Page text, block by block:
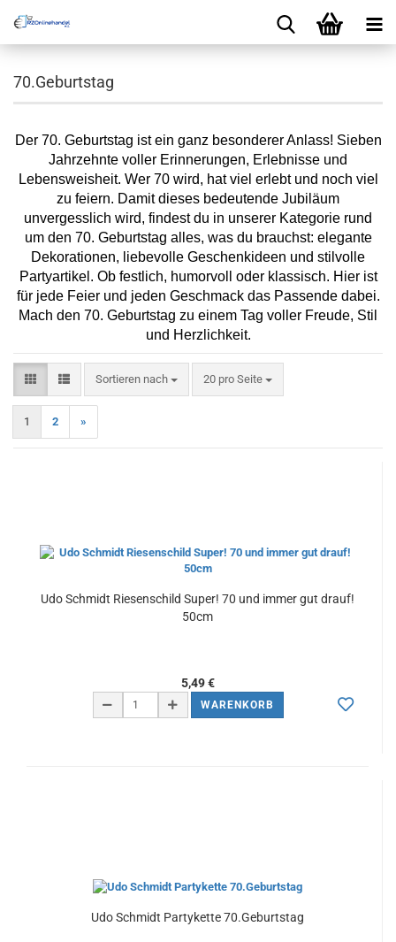
70.Geburtstag
Der 70. Geburtstag ist ein ganz besonderer Anlass! Sieben
Jahrzehnte voller Erinnerungen, Erlebnisse und
Lebensweisheit. Wer 70 wird, hat viel erlebt und noch viel
zu feiern. Damit dieses bedeutende Jubiläum
unvergesslich wird, findest du in unserer Kategorie rund
um den 70. Geburtstag alles, was du brauchst: elegante
Dekorationen, liebevolle Geschenkideen und stilvolle
Partyartikel. Ob festlich, humorvoll oder klassisch. Hier ist
für jede Feier und jeden Geschmack das Passende dabei.
Mach den 70. Geburtstag zu einem Tag voller Freude, Stil
und Herzlichkeit.
Sortieren nach
Sortieren nach 20 pro Seite
pro Seite
1 2 »
Udo Schmidt Riesenschild Super! 70 und immer gut drauf!
50cm
5,49 €
WARENKORB
Udo Schmidt Partykette 70.Geburtstag